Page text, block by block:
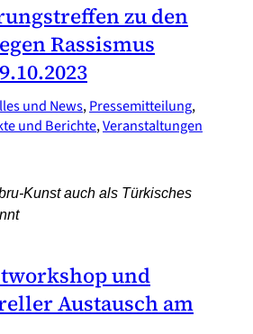
zu den
Rassismus
und News, Pressemitteilung
und Berichte, Veranstaltungen
und
Austausch am